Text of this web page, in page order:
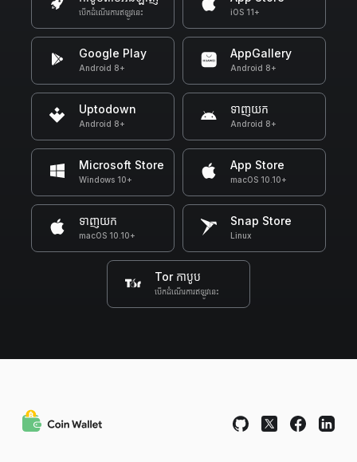
បើកដំណើរការឥឡូវនេះ iOS 11+
Google Play
Android 8+
AppGallery
Android 8+
Uptodown
Android 8+
ទាញយក
Android 8+
Microsoft Store
Windows 10+
App Store
macOS 10.10+
ទាញយក
macOS 10.10+
Snap Store
Linux
Tor កាបូប
បើកដំណើរការឥឡូវនេះ